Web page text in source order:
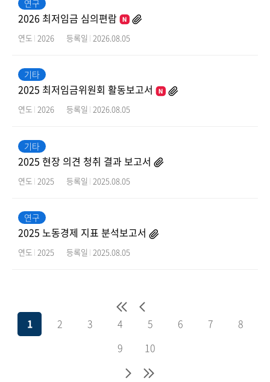
연구
2026 최저임금 심의편람
연도 2026 등록일 2026.08.05
기타
2025 최저임금위원회 활동보고서
연도 2026 등록일 2026.08.05
기타
2025 현장 의견 청취 결과 보고서
연도 2025 등록일 2025.08.05
연구
2025 노동경제 지표 분석보고서
연도 2025 등록일 2025.08.05
1 2 3 4 5 6 7
8
9
10